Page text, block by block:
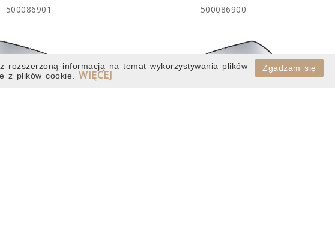
500086901 500086900
Zgadzam się
rozszerzoną informacją na temat wykorzystywania plików
z plików cookie. WIĘCEJ